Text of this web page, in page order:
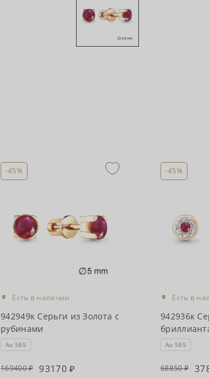
-45%
• Есть в наличии
942949к Серьги из Золота с
рубинами
Au 585
169400 93170
-45%
• Есть в
942936к
Au 585
68850